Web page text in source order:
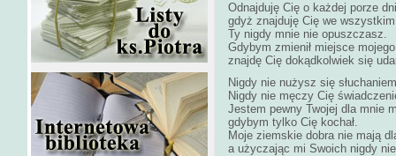
Odnajduję Cię o każdej porze
gdyż znajduję Cię we
Ty nigdy mnie nie opuszczasz.
Gdybym zmienił miejsce
znajdę Cię dokądkolwiek się
Nigdy nie nużysz się
Nigdy nie męczy Cię
Jestem pewny Twojej dla mnie
gdybym tylko Cię kochał.
Moje ziemskie dobra nie mają
a użyczając mi Swoich nigdy